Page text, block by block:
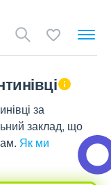
за
заклад, що
Як ми